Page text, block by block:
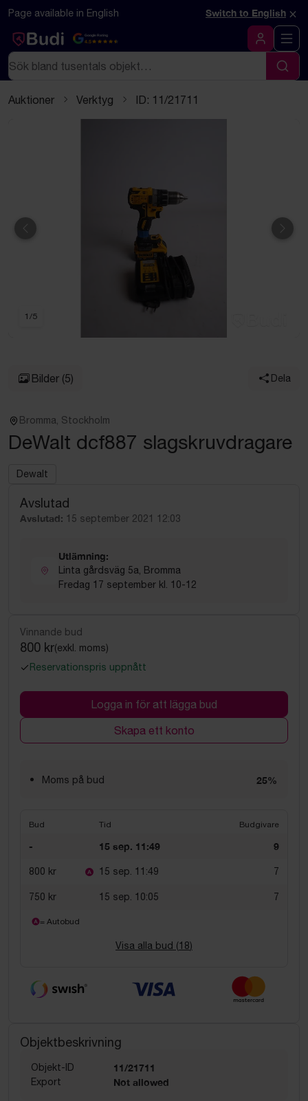
Hoppa till innehåll
Textbaserad (markdown) version av denna sida
Page available in English Switch to English ×
Google Rating
4.5
Logga in
Sök
Sök
Auktioner Verktyg ID: 11/21711
Föregående
1 /5
Bilder (5) Dela
Bromma, Stockholm
DeWalt dcf887 slagskruvdragare
Dewalt
Avslutad
Avslutad: 15 september 2021 12:03
Utlämning:
Linta gårdsväg 5a, Bromma
Fredag 17 september kl. 10-12
Vinnande bud
800 kr(exkl. moms)
Reservationspris uppnått
Logga in för att lägga bud
Skapa ett konto
Moms på bud 25%
Bud Tid Budgivare
- 15 sep. 11:49 9
800 kr 15 sep. 11:49 7
750 kr 15 sep. 10:05 7
= Autobud
Visa alla bud (18)
Objektbeskrivning
Objekt-ID 11/21711
Export Not allowed